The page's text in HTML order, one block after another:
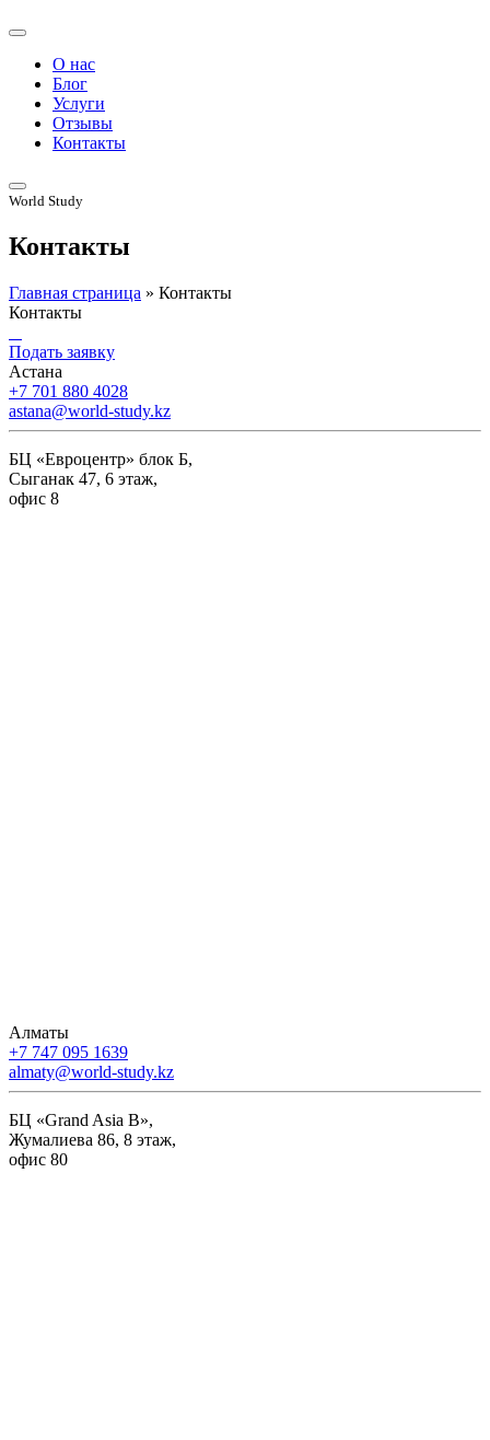
О нас
Блог
Услуги
Отзывы
Контакты
World Study
Контакты
Главная страница » Контакты
Контакты
Подать заявку
Астана
+7 701 880 4028
astana@world-study.kz
БЦ «Евроцентр» блок Б,
Сыганак 47, 6 этаж,
офис 8
Алматы
+7 747 095 1639
almaty@world-study.kz
БЦ «Grand Asia B»,
Жумалиева 86, 8 этаж,
офис 80